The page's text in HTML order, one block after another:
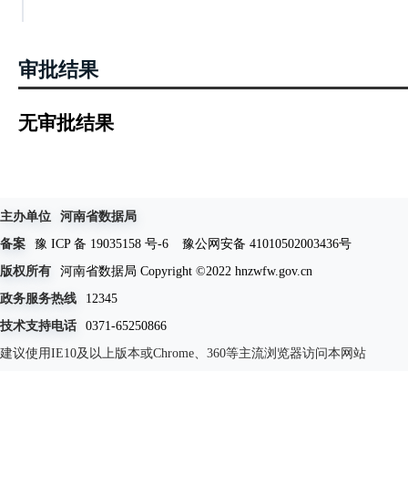
审批结果
无审批结果
主办单位
河南省数据局
备案
豫 ICP 备 19035158 号-6
豫公网安备 41010502003436号
版权所有
河南省数据局 Copyright ©2022 hnzwfw.gov.cn
政务服务热线
12345
技术支持电话
0371-65250866
建议使用IE10及以上版本或Chrome、360等主流浏览器访问本网站